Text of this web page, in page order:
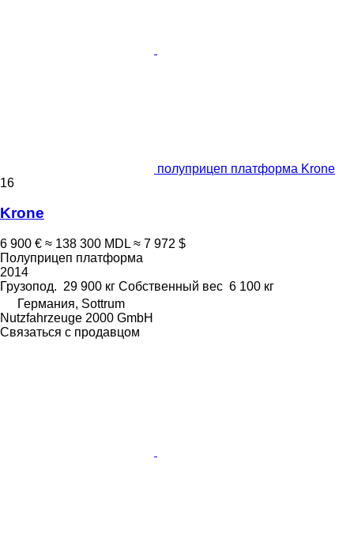
полуприцеп платформа Krone
16
Krone
6 900 € ≈ 138 300 MDL ≈ 7 972 $
Полуприцеп платформа
2014
Грузопод. 29 900 кг Собственный вес 6 100 кг
Германия, Sottrum
Nutzfahrzeuge 2000 GmbH
Связаться с продавцом